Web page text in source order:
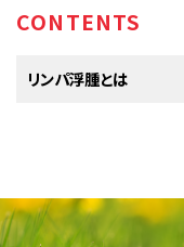
CONTENTS
リンパ浮腫とは
がん自体またはがん治療
（続発性リンパ浮腫とも呼